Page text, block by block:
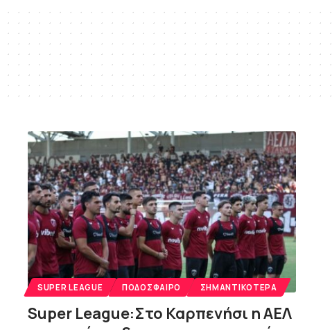
SUPER LEAGUE ΠΟΔΌΣΦΑΙΡΟ ΣΗΜΑΝΤΙΚΌΤΕΡΑ
Super League:Στο Καρπενήσι η ΑΕΛ